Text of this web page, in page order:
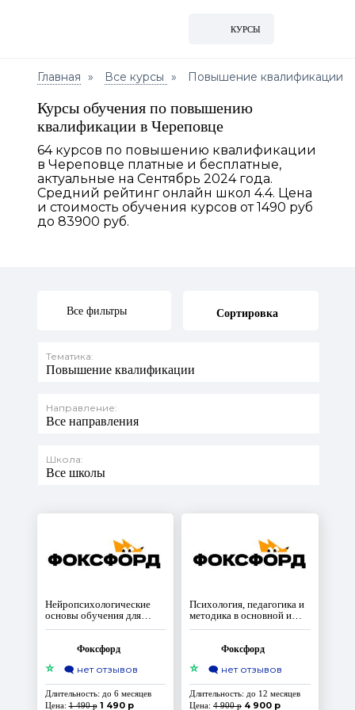
КУРСЫ
Главная Все курсы Повышение квалификации
Курсы обучения по повышению
квалификации в Череповце
64 курсов по повышению квалификации
в Череповце платные и бесплатные,
актуальные на Сентябрь 2024 года.
Средний рейтинг онлайн школ 4.4. Цена
и стоимость обучения курсов от 1490 руб
до 83900 руб.
Все фильтры Сортировка
Тематика:
Повышение квалификации
Направление:
Все направления
Школа:
Все школы
Нейропсихологические
основы обучения для
педагогов и психологов
Фоксфорд
⭐ 🗨️ нет отзывов
Длительность: до 6 месяцев
Цена:1 490 р 1 490 р
Психология, педагогика и
методика в основной и
старшей школе по
Фоксфорд
⭐ 🗨️ нет отзывов
Длительность: до 12 месяцев
Цена: 4 900 р 4 900 р